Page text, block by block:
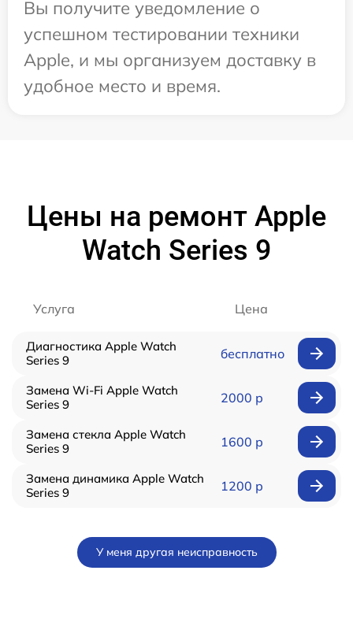
Вы получите уведомление о
успешном тестировании техники
Apple, и мы организуем доставку в
удобное место и время.
Цены на ремонт Apple
Watch Series 9
Услуга Цена
Диагностика Apple Watch
Series 9
бесплатно
Замена Wi-Fi Apple Watch
Series 9
2000 р
Замена стекла Apple Watch
Series 9
1600 р
Замена динамика Apple Watch
Series 9
1200 р
У меня другая неисправность